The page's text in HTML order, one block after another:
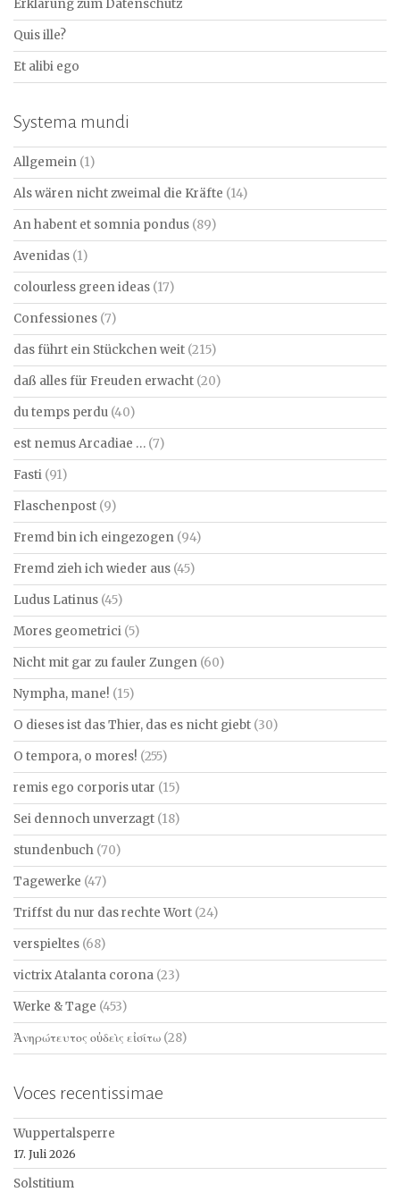
Erklärung zum Datenschutz
Quis ille?
Et alibi ego
Systema mundi
Allgemein (1)
Als wären nicht zweimal die Kräfte (14)
An habent et somnia pondus (89)
Avenidas (1)
colourless green ideas (17)
Confessiones (7)
das führt ein Stückchen weit (215)
daß alles für Freuden erwacht (20)
du temps perdu (40)
est nemus Arcadiae … (7)
Fasti (91)
Flaschenpost (9)
Fremd bin ich eingezogen (94)
Fremd zieh ich wieder aus (45)
Ludus Latinus (45)
Mores geometrici (5)
Nicht mit gar zu fauler Zungen (60)
Nympha, mane! (15)
O dieses ist das Thier, das es nicht giebt (30)
O tempora, o mores! (255)
remis ego corporis utar (15)
Sei dennoch unverzagt (18)
stundenbuch (70)
Tagewerke (47)
Triffst du nur das rechte Wort (24)
verspieltes (68)
victrix Atalanta corona (23)
Werke & Tage (453)
Ἀνηρώτευτος οὐδεὶς εἰσίτω (28)
Voces recentissimae
Wuppertalsperre
17. Juli 2026
Solstitium